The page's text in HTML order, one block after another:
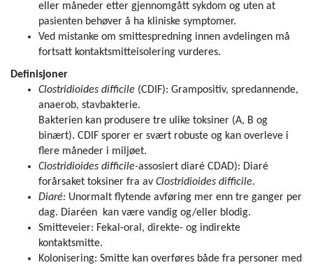
eller måneder etter gjennomgått sykdom og uten at
pasienten behøver å ha kliniske symptomer.
Ved mistanke om smittespredning innen avdelingen må
fortsatt kontaktsmitteisolering vurderes.
Definisjoner
Clostridioides difficile (CDIF): Grampositiv, spredannende,
anaerob, stavbakterie.
Bakterien kan produsere tre ulike toksiner (A, B og
binært). CDIF sporer er svært robuste og kan overleve i
flere måneder i miljøet.
Clostridioides difficile-assosiert diaré CDAD): Diaré
forårsaket toksiner fra av Clostridioides difficile.
Diaré: Unormalt flytende avføring mer enn tre ganger per
dag. Diaréen kan være vandig og/eller blodig.
Smitteveier: Fekal-oral, direkte- og indirekte
kontaktsmitte.
Kolonisering: Smitte kan overføres både fra personer med